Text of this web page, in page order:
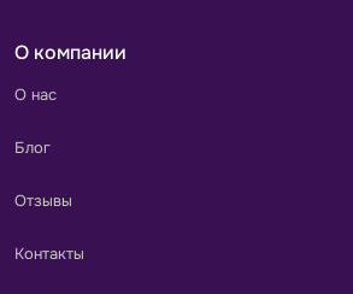
О компании
О нас
Блог
Отзывы
Контакты